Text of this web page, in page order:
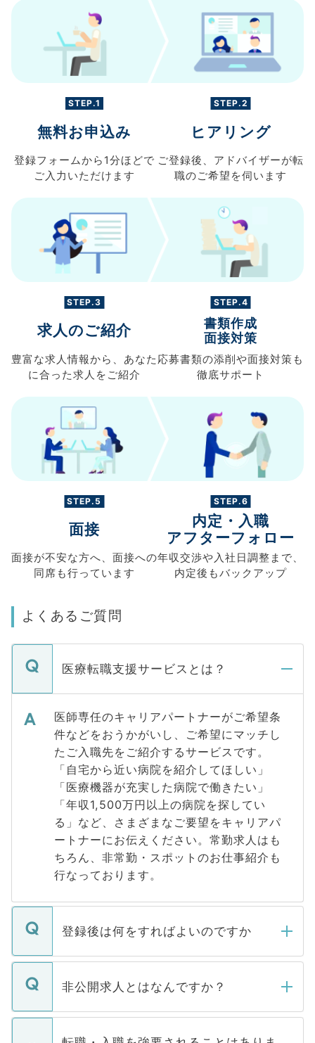
STEP.1
無料お申込み
登録フォームから 1分ほどで
ご入力 いただけます
STEP.2
ヒアリング
ご登録後、 アドバイザーが転
職のご希望を伺います
STEP.3
求人のご紹介
豊富な求人情報から、 あなた
に合った求人を ご紹介
STEP.4
書類作成
面接対策
応募書類の添削や面接対策も
徹底サポート
STEP.5
面接
面接が不安な方へ、 面接への
同席も行っています
STEP.6
内定・入職
アフターフォロー
年収交渉や入社日調整まで、
内定後もバックアップ
よくあるご質問
医療転職支援サービスとは？
医師専任のキャリアパートナーがご希望条
件などをおうかがいし、ご希望にマッチし
たご入職先をご紹介するサービスです。
「自宅から近い病院を紹介してほしい」
「医療機器が充実した病院で働きたい」
「年収1,500万円以上の病院を探してい
る」など、さまざまなご要望をキャリアパ
ートナーにお伝えください。常勤求人はも
ちろん、非常勤・スポットのお仕事紹介も
行なっております。
登録後は何をすればよいのですか
ご登録いただきましたら、弊社担当者がご
登録内容を確認し、その後メールもしくは
ます。通常、5営業日以内にはご連絡をせて
いただきますので、しばらくお待ちくださ
非公開求人とはなんですか？
マイナビDOCTORで取り扱っている求人の
うち約3割は、Webサイトからご覧いただ